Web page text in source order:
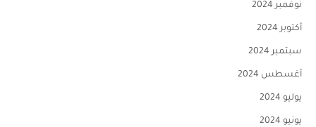
نوفمبر 2024
أكتوبر 2024
سبتمبر 2024
أغسطس 2024
يوليو 2024
يونيو 2024